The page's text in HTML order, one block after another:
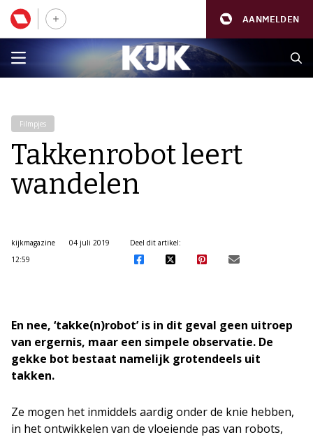
AANMELDEN
Filmpjes
Takkenrobot leert
wandelen
kijkmagazine
04 juli 2019
12:59
Deel dit artikel:
En nee, ‘takke(n)robot’ is in dit geval geen uitroep
van ergernis, maar een simpele observatie. De
gekke bot bestaat namelijk grotendeels uit
takken.
Ze mogen het inmiddels aardig onder de knie hebben,
in het ontwikkelen van de vloeiende pas van robots,